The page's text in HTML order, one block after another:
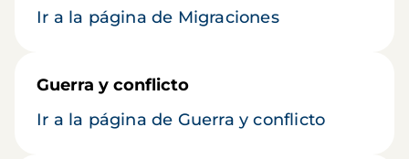
Ir a la página de Migraciones
Guerra y conflicto
Ir a la página de Guerra y conflicto